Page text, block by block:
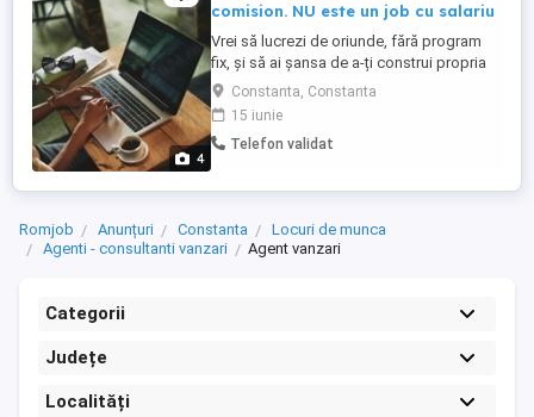
4
comision. NU este un job cu salariu
Vrei să lucrezi de oriunde, fără program
fix, și să ai șansa de a-ți construi propria
carieră în domeniul asigurărilor? Aceasta
nu este o ofertă clasică de job, ci o
oportunitate antreprenorială bazată pe
comision perfectă pentru cei care vor
Nu necesita experimenta ...
Constanta, Constanta
15 iunie
Telefon validat
Romjob Anunțuri Constanta
Locuri de munca
Agenti - consultanti vanzari
Agent vanzari
Categorii
Județe
Localități